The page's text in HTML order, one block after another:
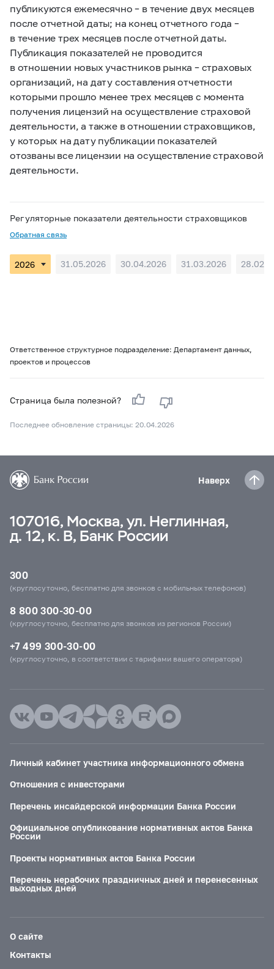
публикуются ежемесячно – в течение двух месяцев
после отчетной даты; на конец отчетного года –
в течение трех месяцев после отчетной даты.
Публикация показателей не проводится
в отношении новых участников рынка – страховых
организаций, на дату составления отчетности
которыми прошло менее трех месяцев с момента
получения лицензий на осуществление страховой
деятельности, а также в отношении страховщиков,
у которых на дату публикации показателей
отозваны все лицензии на осуществление страховой
деятельности.
Регуляторные показатели деятельности страховщиков
Обратная связь
31.05.2026 30.04.2026 31.03.2026
Ответственное структурное подразделение: Департамент данных,
проектов и процессов
Страница была полезной?
Последнее обновление страницы: 20.04.2026
Наверх
107016, Москва, ул. Неглинная,
д. 12, к. В, Банк России
300
(круглосуточно, бесплатно для звонков с мобильных телефонов)
8 800 300-30-00
(круглосуточно, бесплатно для звонков из регионов России)
+7 499 300-30-00
(круглосуточно, в соответствии с тарифами вашего оператора)
Личный кабинет участника информационного обмена
Отношения с инвесторами
Перечень инсайдерской информации Банка России
Официальное опубликование нормативных актов Банка
России
Проекты нормативных актов Банка России
Перечень нерабочих праздничных дней и перенесенных
выходных дней
О сайте
Контакты